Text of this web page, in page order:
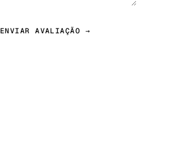
ENVIAR AVALIAÇÃO →